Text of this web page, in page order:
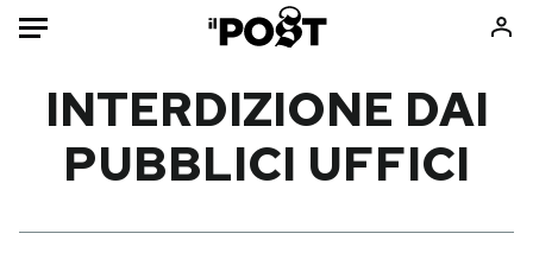
HOME
Mondo
Libri
INTERDIZIONE DAI
PUBBLICI UFFICI